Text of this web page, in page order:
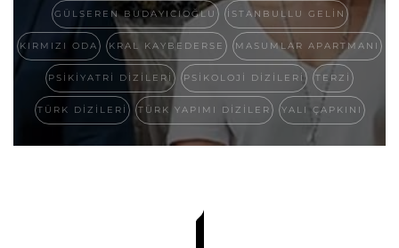
GÜLSEREN BUDAYICIOĞLU ISTANBULLU GELIN
KIRMIZI ODA KRAL KAYBEDERSE MASUMLAR APARTMANI
PSIKIYATRI DIZILERI PSIKOLOJI DIZILERI TERZI
TÜRK DIZILERI TÜRK YAPIMI DIZILER YALI ÇAPKINI